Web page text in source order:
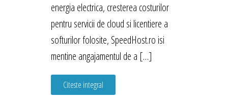
energia electrica, cresterea costurilor
pentru servicii de cloud si licentiere a
softurilor folosite, SpeedHost.ro isi
mentine angajamentul de a […]
Citeste integral